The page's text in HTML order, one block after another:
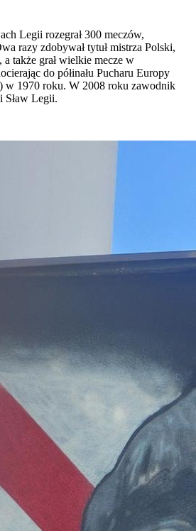
Legii rozegrał 300 meczów,
razy zdobywał tytuł mistrza Polski,
także grał wielkie mecze w
do półinału Pucharu Europy
w 1970 roku. W 2008 roku zawodnik
Sław Legii.